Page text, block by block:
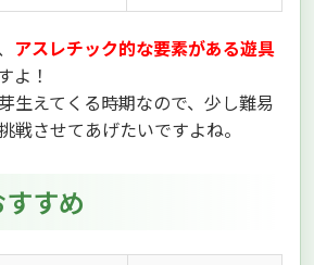
アスレチック的な要素がある遊具
よ！
生えてくる時期なので、少し難易
戦させてあげたいですよね。
すめ